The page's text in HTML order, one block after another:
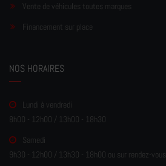
Vente de véhicules toutes marques
Financement sur place
NOS HORAIRES
Lundi à vendredi
8h00 - 12h00 / 13h00 - 18h30
Samedi
9h30 - 12h00 / 13h30 - 18h00 ou sur rendez-vous